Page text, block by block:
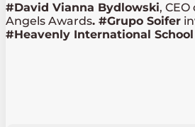
#David Vianna Bydlowski,
Angels Awards. #Grupo Soifer
#Heavenly International School